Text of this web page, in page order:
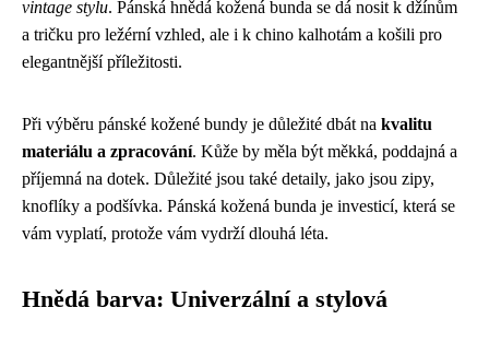
vintage stylu. Pánská hnědá kožená bunda se dá nosit k džínům
a tričku pro ležérní vzhled, ale i k chino kalhotám a košili pro
elegantnější příležitosti.
Při výběru pánské kožené bundy je důležité dbát na kvalitu
materiálu a zpracování. Kůže by měla být měkká, poddajná a
příjemná na dotek. Důležité jsou také detaily, jako jsou zipy,
knoflíky a podšívka. Pánská kožená bunda je investicí, která se
vám vyplatí, protože vám vydrží dlouhá léta.
Hnědá barva: Univerzální a stylová